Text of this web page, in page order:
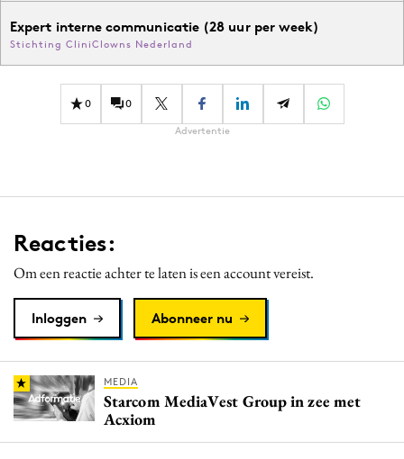
Expert interne communicatie (28 uur per week)
Stichting CliniClowns Nederland
0 0
Advertentie
Reacties:
Om een reactie achter te laten is een account vereist.
Inloggen Abonneer nu
MEDIA
Starcom MediaVest Group in zee met
Acxiom